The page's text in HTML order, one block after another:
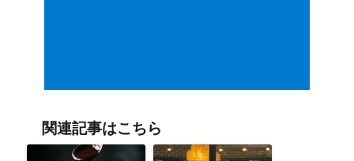
関連記事はこちら